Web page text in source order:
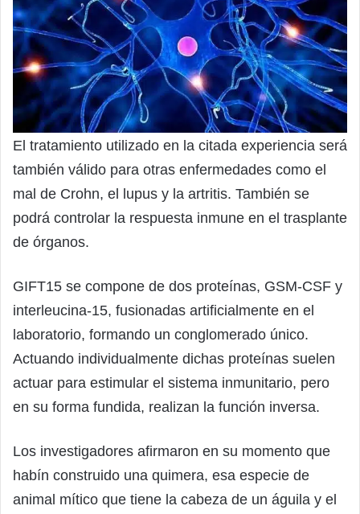
El tratamiento utilizado en la citada experiencia será
también válido para otras enfermedades como el
mal de Crohn, el lupus y la artritis. También se
podrá controlar la respuesta inmune en el trasplante
de órganos.
GIFT15 se compone de dos proteínas, GSM-CSF y
interleucina-15, fusionadas artificialmente en el
laboratorio, formando un conglomerado único.
Actuando individualmente dichas proteínas suelen
actuar para estimular el sistema inmunitario, pero
en su forma fundida, realizan la función inversa.
Los investigadores afirmaron en su momento que
habín construido una quimera, esa especie de
animal mítico que tiene la cabeza de un águila y el